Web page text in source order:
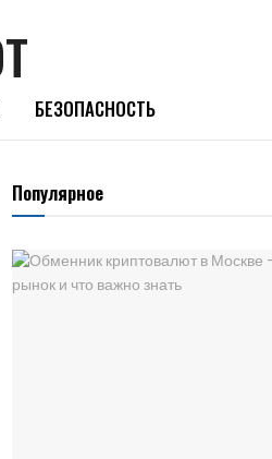
БЕЗОПАСНОСТЬ
Популярное